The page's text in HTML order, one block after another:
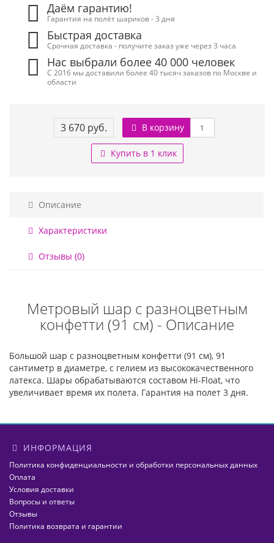
Даём гарантию!
Гарантия на полёт шариков - 3 дня
Быстрая доставка
Срочная доставка - получите заказ уже через 3 часа
Нас выбрали более 40 000 человек
С 2016 мы доставили более 40 тысяч заказов по Москве и
области
3 670 руб. В корзину
Купить в 1 клик
Описание
Характеристики
Отзывы (0)
Метровый шар с разноцветным
конфетти (91 см) - Описание
Большой шар с разноцветным конфетти (91 см), 91
сантиметр в диаметре, с гелием из высококачественного
латекса. Шары обрабатываются составом Hi-Float, что
увеличивает время их полета. Гарантия на полет 3 дня.
ИНФОРМАЦИЯ
Политика конфиденциальности и обработки персональных данных
Оплата
Условия доставки
Вопросы и ответы
Отзывы
Политика возврата и гарантии